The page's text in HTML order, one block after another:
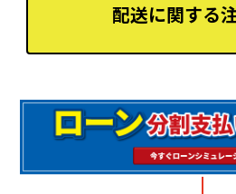
配送に関する